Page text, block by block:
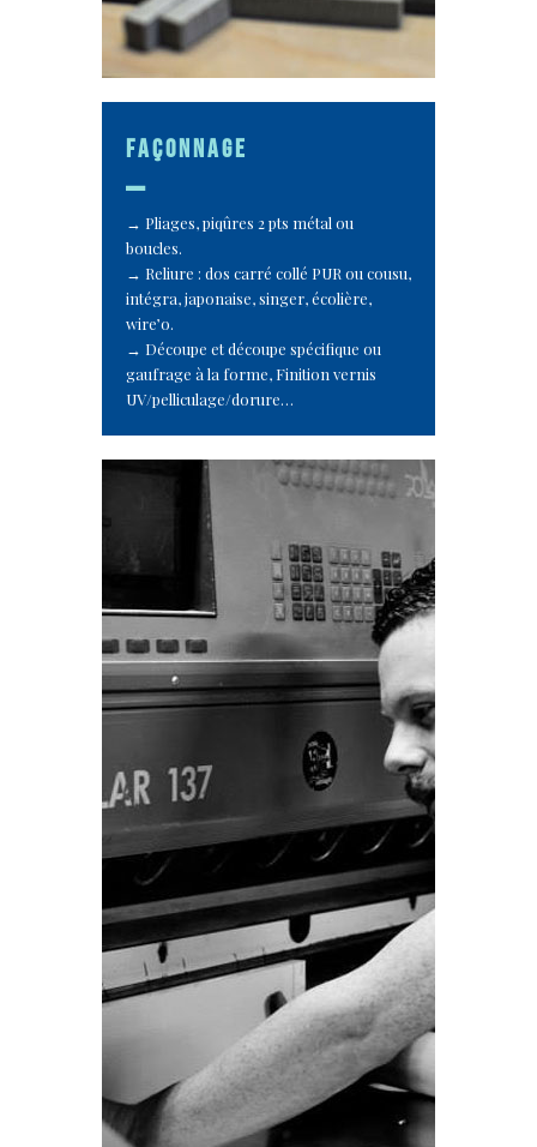
façonnage
Pliages, piqûres 2 pts métal ou
boucles.
Reliure : dos carré collé PUR ou cousu,
intégra, japonaise, singer, écolière,
wire’o.
Découpe et découpe spécifique ou
gaufrage à la forme, Finition vernis
UV/pelliculage/dorure…